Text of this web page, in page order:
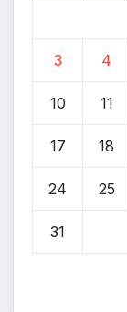
3 4
10 11
17 18
24 25
31